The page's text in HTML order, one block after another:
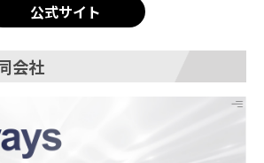
公式サイト
会社